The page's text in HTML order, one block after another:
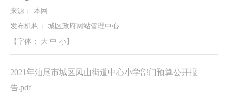
来源： 本网
发布机构： 城区政府网站管理中心
【字体： 大 中 小 】
2021年汕尾市城区凤山街道中心小学部门预算公开报
告.pdf